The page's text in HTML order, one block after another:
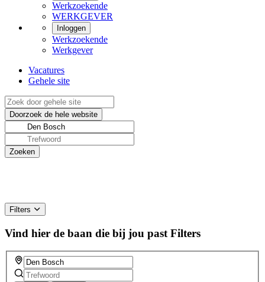
Werkzoekende
WERKGEVER
Inloggen
Werkzoekende
Werkgever
Vacatures
Gehele site
Filters
Vind hier de baan die bij jou past Filters